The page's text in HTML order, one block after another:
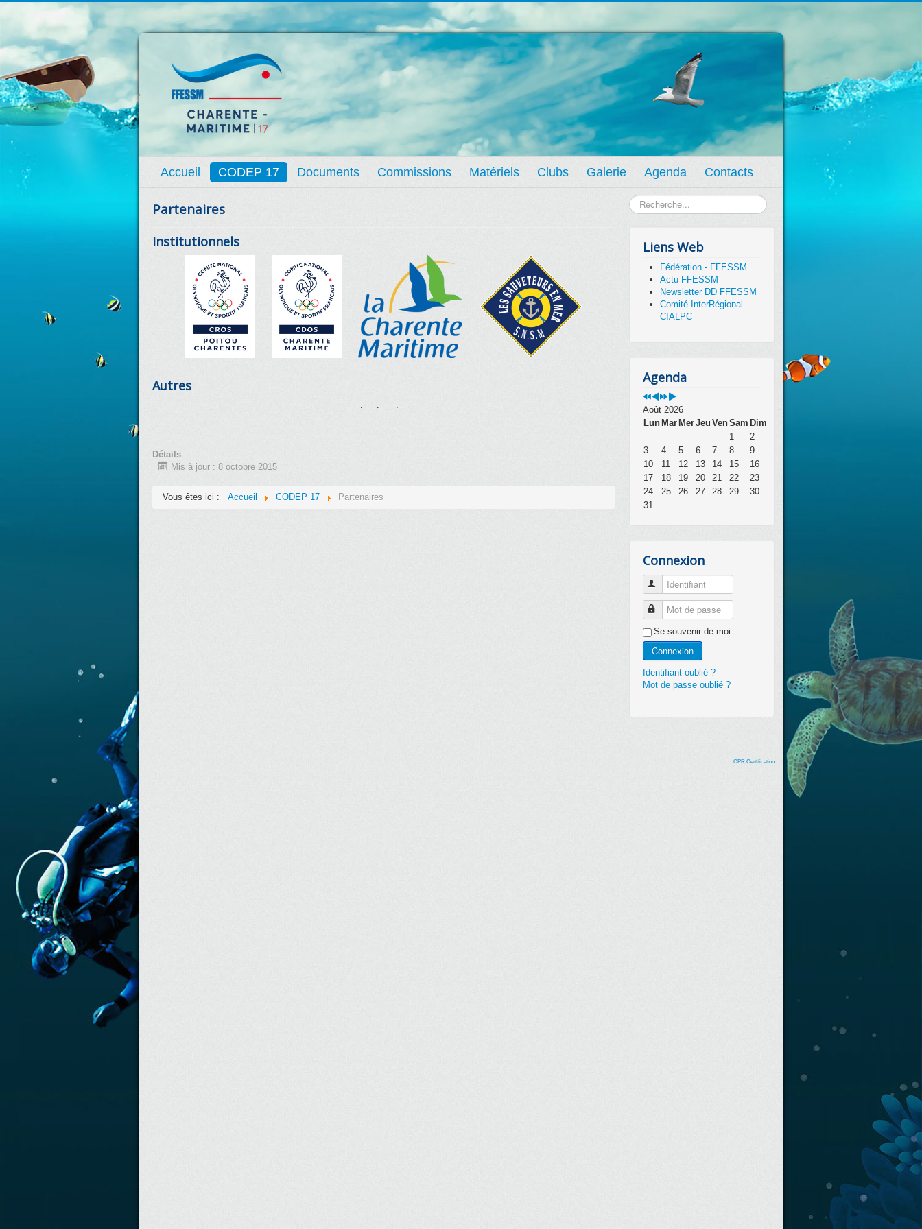
Accueil CODEP 17 Documents Commissions Matériels Clubs Galerie Agenda Contacts
Partenaires
Institutionnels
Autres
. . .
. . .
Détails
Mis à jour : 8 octobre 2015
Vous êtes ici : Accueil CODEP 17 Partenaires
Rechercher
Liens Web
Fédération - FFESSM
Actu FFESSM
Newsletter DD FFESSM
Comité InterRégional -
CIALPC
Agenda
Année
précédente
Mois
précédent
Année
suivante
Mois
suivant
Août 2026
Lun Mar MerJeu VenSam Dim
1
2
3
4 5 6 7 8
9
10
11 12 13 14 15
16
17
18 19 20 21 22
23
24
25 26 27 28 29
30
31
Connexion
Identifiant
Mot de passe
Se souvenir de moi
Connexion
Identifiant oublié ?
Mot de passe oublié ?
CPR Certification